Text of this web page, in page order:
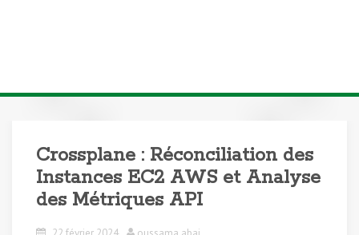
Crossplane : Réconciliation des
Instances EC2 AWS et Analyse
des Métriques API